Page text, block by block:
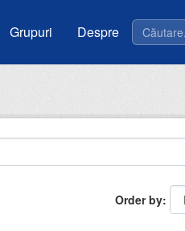
Grupuri Despre
Order by